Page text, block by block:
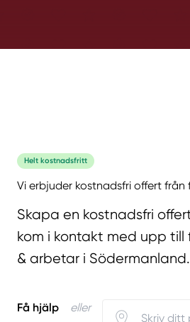
Helt kostnadsfritt
Vi erbjuder kostnadsfri offert
Skapa en kostnadsfri
kom i kontakt med upp till
& arbetar i Södermanland.
Få hjälp eller